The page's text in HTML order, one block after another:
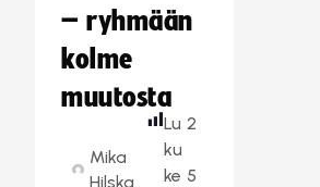
– ryhmään
kolme
muutosta
Mika
Hilska
Lu
ku
ke
2
5